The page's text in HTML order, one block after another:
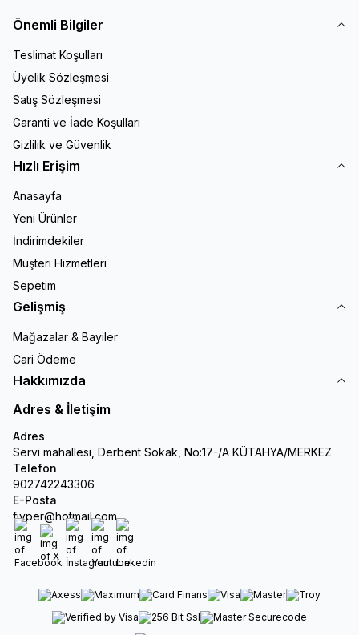
Önemli Bilgiler
Teslimat Koşulları
Üyelik Sözleşmesi
Satış Sözleşmesi
Garanti ve İade Koşulları
Gizlilik ve Güvenlik
Hızlı Erişim
Anasayfa
Yeni Ürünler
İndirimdekiler
Müşteri Hizmetleri
Sepetim
Gelişmiş
Mağazalar & Bayiler
Cari Ödeme
Hakkımızda
Adres & İletişim
Adres
Servi mahallesi, Derbent Sokak, No:17-/A KÜTAHYA/MERKEZ
Telefon
902742243306
E-Posta
fiyper@hotmail.com
Facebook
X İnstagram
Youtube